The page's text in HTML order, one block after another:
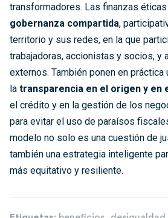
transformadores. Las finanzas
gobernanza compartida,
territorio y sus redes, en la que
trabajadoras, accionistas y socios, y
externos. También ponen en práctica
la transparencia en el origen y en
el crédito y en la gestión de los
para evitar el uso de paraísos
modelo no solo es una cuestión de
también una estrategia inteligente
más equitativo y resiliente.